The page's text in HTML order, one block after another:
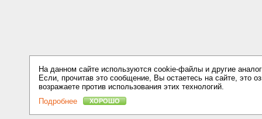
На данном сайте используются cookie-файлы и другие
Если, прочитав это сообщение, Вы остаетесь на сайте, это
возражаете против использования этих технологий.
Подробнее
ХОРОШО